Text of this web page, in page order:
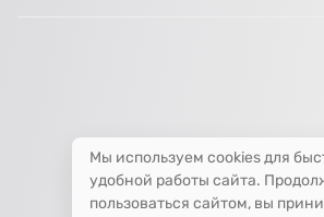
Мы используем cookies для
удобной работы сайта.
пользоваться сайтом, вы